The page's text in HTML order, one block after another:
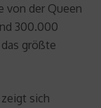
von der Queen
300.000
größte
sich